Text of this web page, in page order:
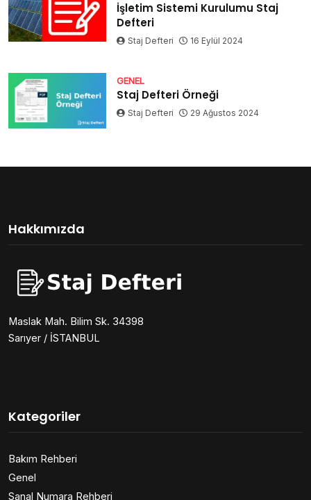
İşletim Sistemi Kurulumu Staj
Defteri
Staj Defteri 16 Eylül 2024
GENEL
Staj Defteri Örneği
Staj Defteri 29 Ağustos 2024
Hakkımızda
Maslak Mah. Bilim Sk. 34398
Sarıyer / İSTANBUL
Kategoriler
Bakım Rehberi
Genel
Sanal Numara Rehberi